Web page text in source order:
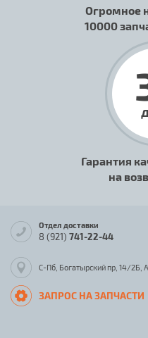
Огромное
10000
Гарантия
на
Отдел доставки
8 (921) 741-22-44
С-Пб, Богатырский пр, 14/2Б,
ЗАПРОС НА ЗАПЧАСТИ